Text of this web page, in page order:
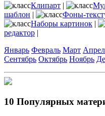
Клипарт |
шаблон | Фоны-
Наборы картинок |
редактор |
Январь Февраль Март
Сентябрь Октябрь Ноябрь
10 Популярных